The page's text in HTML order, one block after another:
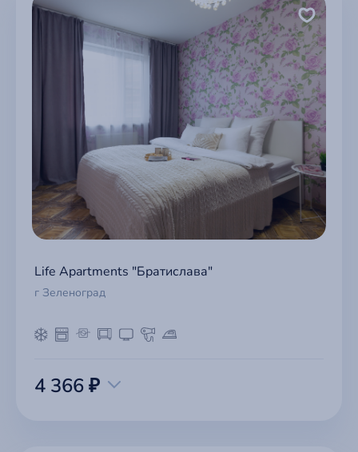
Life Apartments "Братислава"
г Зеленоград
4 366 ₽